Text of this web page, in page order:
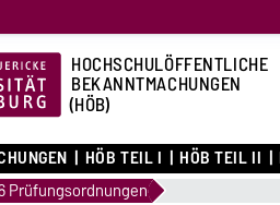
HOCHSCHULÖFFENTLICHE
BEKANNTMACHUNGEN
(HÖB)
HÖB TEIL I HÖB TEIL II
Prüfungsordnungen